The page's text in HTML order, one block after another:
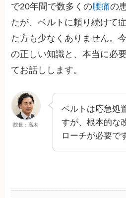
で20年間で数多くの腰痛の
たが、ベルトに頼り続けて
た方も少なくありません。
の正しい知識と、本当に必
てお話しします。
院長：高木
ベルトは応急処
すが、根本的な
ローチが必要で